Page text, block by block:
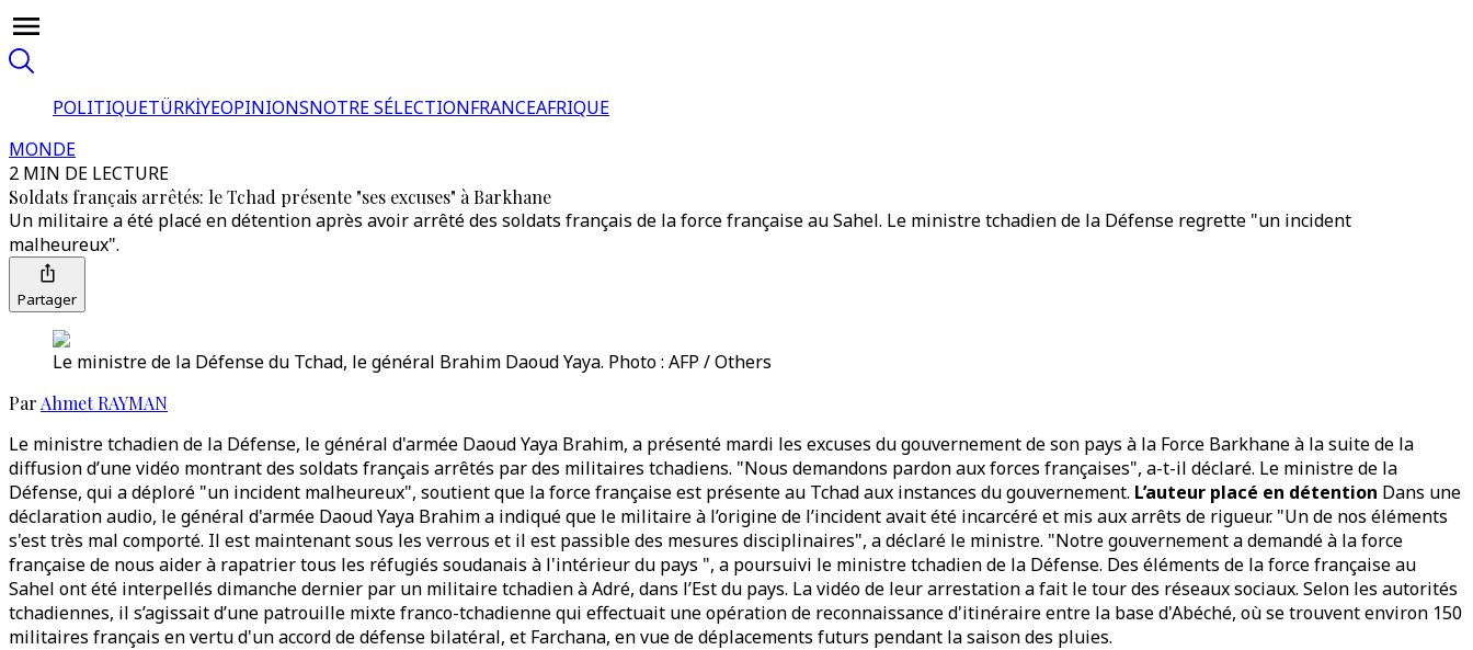
POLITIQUETÜRKİYEOPINIONSNOTRE SÉLECTIONFRANCEAFRIQUE
MONDE
2 MIN DE LECTURE
Soldats français arrêtés: le Tchad présente "ses excuses" à Barkhane
Un militaire a été placé en détention après avoir arrêté des soldats français de la force française au Sahel. Le ministre tchadien de la Défense regrette "un incident
malheureux".
Partager
Le ministre de la Défense du Tchad, le général Brahim Daoud Yaya. Photo : AFP / Others
Par Ahmet RAYMAN
Le ministre tchadien de la Défense, le général d'armée Daoud Yaya Brahim, a présenté mardi les excuses du gouvernement de son pays à la Force Barkhane à la suite de la
diffusion d’une vidéo montrant des soldats français arrêtés par des militaires tchadiens. "Nous demandons pardon aux forces françaises", a-t-il déclaré. Le ministre de la
Défense, qui a déploré "un incident malheureux", soutient que la force française est présente au Tchad aux instances du gouvernement. L’auteur placé en détention Dans une
déclaration audio, le général d'armée Daoud Yaya Brahim a indiqué que le militaire à l’origine de l’incident avait été incarcéré et mis aux arrêts de rigueur. "Un de nos éléments
s'est très mal comporté. Il est maintenant sous les verrous et il est passible des mesures disciplinaires", a déclaré le ministre. "Notre gouvernement a demandé à la force
française de nous aider à rapatrier tous les réfugiés soudanais à l'intérieur du pays ", a poursuivi le ministre tchadien de la Défense. Des éléments de la force française au
Sahel ont été interpellés dimanche dernier par un militaire tchadien à Adré, dans l’Est du pays. La vidéo de leur arrestation a fait le tour des réseaux sociaux. Selon les autorités
tchadiennes, il s’agissait d’une patrouille mixte franco-tchadienne qui effectuait une opération de reconnaissance d'itinéraire entre la base d'Abéché, où se trouvent environ 150
militaires français en vertu d'un accord de défense bilatéral, et Farchana, en vue de déplacements futurs pendant la saison des pluies.